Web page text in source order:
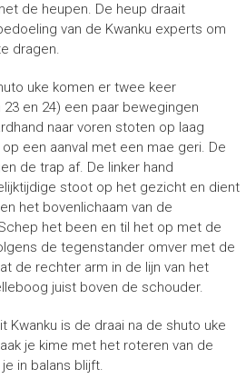
de heupen. De heup draait
van de Kwanku experts om
dragen.
uke komen er twee keer
en 24) een paar bewegingen
naar voren stoten op laag
een aanval met een mae geri. De
de trap af. De linker hand
stoot op het gezicht en dient
het bovenlichaam van de
het been en til het op met de
de tegenstander omver met de
de rechter arm in de lijn van het
juist boven de schouder.
Kwanku is de draai na de shuto uke
je kime met het roteren van de
in balans blijft.